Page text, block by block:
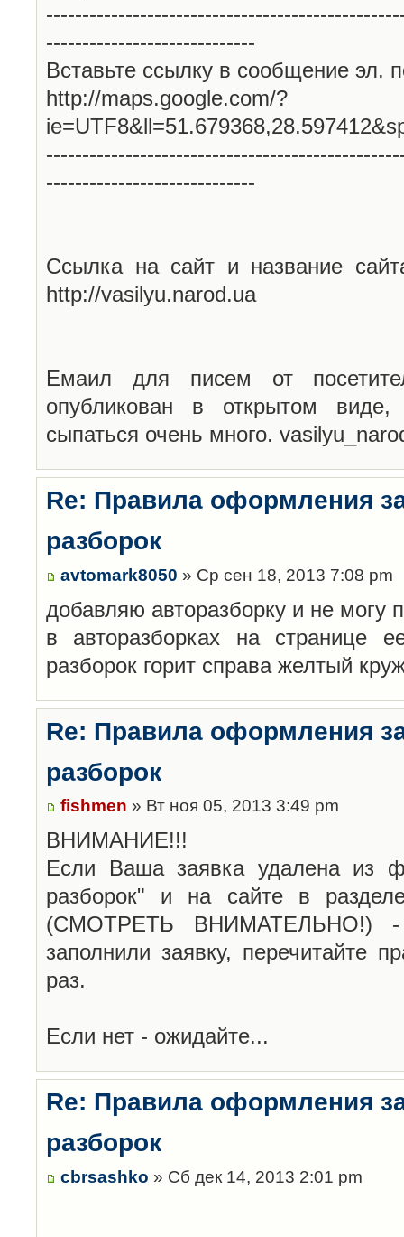
-----------------------------
Вставьте ссылку в сообщение эл.
http://maps.google.com/?
-----------------------------
Ссылка на сайт и название
http://vasilyu.narod.ua
Емаил для писем от
опубликован в открытом
сыпаться очень много.
Re: Правила оформления
разборок
avtomark8050 » Ср сен 18, 2013 7:08 pm
добавляю авторазборку и не могу
в авторазборках на странице
разборок горит справа желтый
Re: Правила оформления
разборок
fishmen » Вт ноя 05, 2013 3:49 pm
ВНИМАНИЕ!!!
Если Ваша заявка удалена из
разборок" и на сайте в
(СМОТРЕТЬ ВНИМАТЕЛЬНО!)
заполнили заявку, перечитайте
раз.
Если нет - ожидайте...
Re: Правила оформления
разборок
cbrsashko » Сб дек 14, 2013 2:01 pm